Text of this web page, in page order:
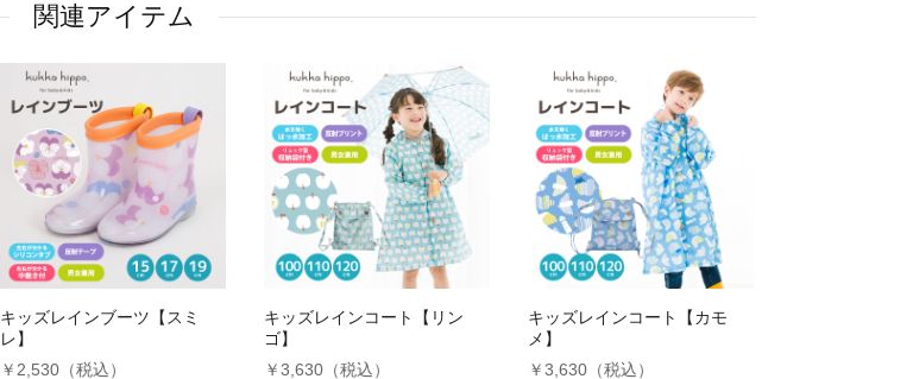
関連アイテム
キッズレインブーツ【スミ
レ】
￥2,530（税込）
キッズレインコート【リン
ゴ】
￥3,630（税込）
キッズレインコート【カモ
メ】
￥3,630（税込）